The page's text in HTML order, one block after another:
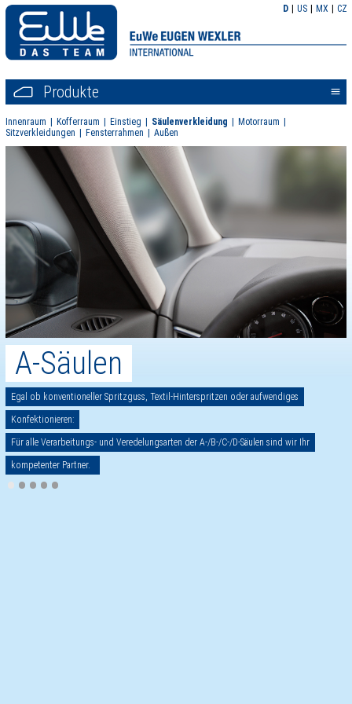
D US MX CZ
Produkte <<
Innenraum Kofferraum Einstieg Säulenverkleidung
Motorraum
Sitzverkleidungen
Fensterrahmen Außen
A-Säulen
Egal ob konventioneller Spritzguss, Textil-Hinterspritzen oder aufwendiges
Konfektionieren:
Für alle Verarbeitungs- und Veredelungsarten der A-/B-/C-/D-Säulen sind wir Ihr
kompetenter Partner.
•••••